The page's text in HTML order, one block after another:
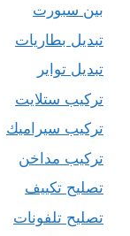
بين سبورت
تبديل بطاريات
تبديل تواير
تركيب ستلايت
تركيب سيراميك
تركيب مداخن
تصليح تكييف
تصليح تلفونات